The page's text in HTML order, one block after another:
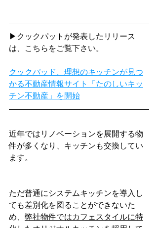
▶クックパットが発表したリリース
は、こちらをご覧下さい。
クックパッド、理想のキッチンが見つ
かる不動産情報サイト「たのしいキッ
チン不動産」を開始
近年ではリノベーションを展開する物
件が多くなり、キッチンも交換してい
ます。
ただ普通にシステムキッチンを導入し
ても差別化を図ることができないた
め、 弊社物件ではカフェスタイルに特